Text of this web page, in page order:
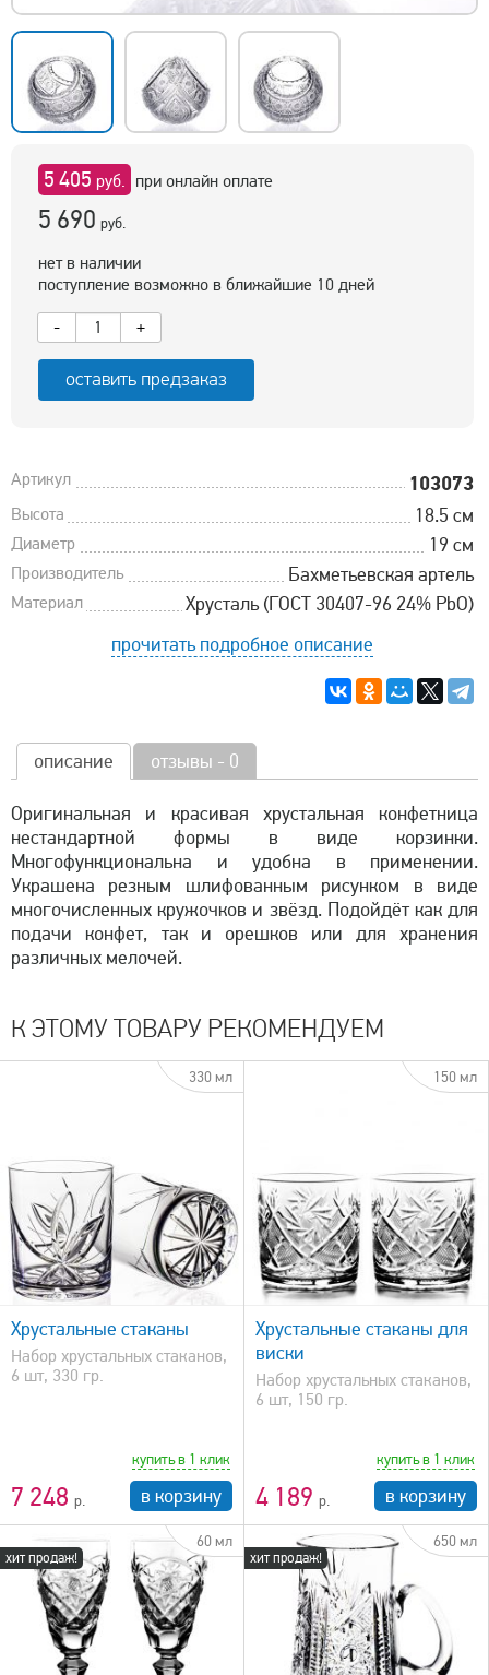
5 405 руб. при онлайн оплате
5 690 руб.
нет в наличии
поступление возможно в ближайшие 10 дней
-
+
оставить предзаказ
Артикул 103073
Высота 18.5 см
Диаметр 19 см
Производитель Бахметьевская артель
Материал
Хрусталь (ГОСТ 30407-96 24% PbO)
прочитать подробное описание
описание отзывы - 0
Оригинальная и красивая хрустальная конфетница
нестандартной формы в виде корзинки.
Многофункциональна и удобна в применении.
Украшена резным шлифованным рисунком в виде
многочисленных кружочков и звёзд. Подойдёт как для
подачи конфет, так и орешков или для хранения
различных мелочей.
К ЭТОМУ ТОВАРУ РЕКОМЕНДУЕМ
330 мл
Хрустальные стаканы
Набор хрустальных стаканов,
6 шт, 330 гр.
7 248
купить в 1 клик
в корзину
150 мл
быстрый просмотр
Хрустальные стаканы для
виски
Набор хрустальных стаканов,
6 шт, 150 гр.
4 189
купить в 1 клик
в корзину
хит продаж!
60 мл
хит продаж!
650 мл